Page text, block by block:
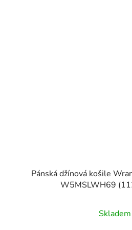
Pánská džínová košile
W5MSLWH69
Skladem